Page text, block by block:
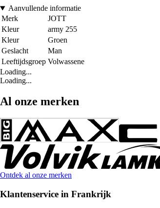
Aanvullende informatie
Merk
JOTT
Kleur
army 255
Kleur
Groen
Geslacht
Man
Leeftijdsgroep Volwassene
Loading...
Loading...
Al onze merken
Ontdek al onze merken
Klantenservice in Frankrijk